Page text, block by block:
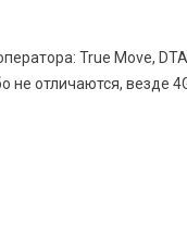
True Move,
не отличаются, везде